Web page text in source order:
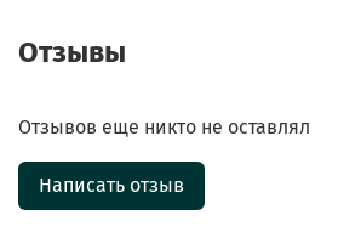
Отзывы
Отзывов еще никто не оставлял
Написать отзыв